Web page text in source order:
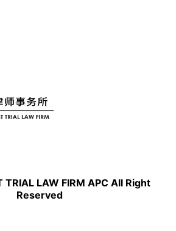
TRIAL LAW FIRM APC All Right
Reserved